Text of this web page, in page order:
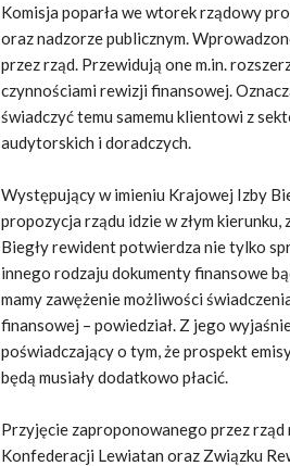
Komisja poparła we wtorek rządowy
oraz nadzorze publicznym.
przez rząd. Przewidują one m.in.
czynnościami rewizji finansowej.
świadczyć temu samemu klientowi z
audytorskich i doradczych.
Występujący w imieniu Krajowej Izby
propozycja rządu idzie w złym kierunku,
Biegły rewident potwierdza nie tylko
innego rodzaju dokumenty finansowe
mamy zawężenie możliwości
finansowej – powiedział. Z jego
poświadczający o tym, że prospekt
będą musiały dodatkowo płacić.
Przyjęcie zaproponowanego przez
Konfederacji Lewiatan oraz Związku